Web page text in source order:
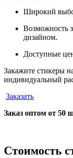
Широкий
Возможность
дизайном.
Доступные
Закажите стикеры
индивидуальный
Заказать
Заказ оптом от 50
Стоимость